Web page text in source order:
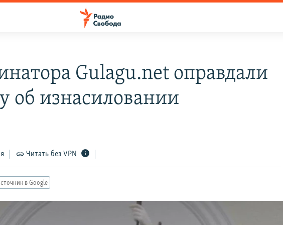
Gulagu.net оправдали
об изнасиловании
Читать без VPN
в Google